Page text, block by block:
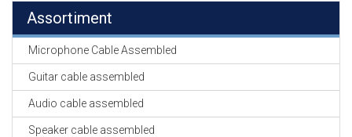
Assortiment
Microphone Cable Assembled
Guitar cable assembled
Audio cable assembled
Speaker cable assembled